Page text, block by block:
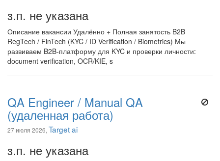
з.п. не указана
Описание вакансии Удалённо + Полная занятость B2B
RegTech / FinTech (KYC / ID Verification / Biometrics) Мы
развиваем B2B-платформу для KYC и проверки личности:
document verification, OCR/KIE, s
QA Engineer / Manual QA
(удаленная работа)
27 июля 2026, Target ai
з.п. не указана